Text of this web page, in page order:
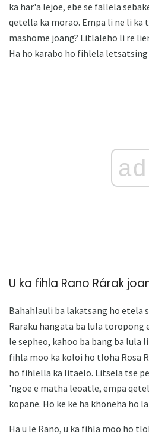
ka har'a lejoe, ebe se fallela
qetella ka morao. Empa li ne li ka
mashome joang? Litlaleho li re
Ha ho karabo ho fihlela letsatsing
ad
U ka fihla Rano Rárak
Bahahlauli ba lakatsang ho etela
Raraku hangata ba lula toropong
le sepheo, kahoo ba bang ba lula
fihla moo ka koloi ho tloha Rosa
ho fihlella ka litaelo. Litsela tse
'ngoe e matha leoatle, empa
kopane. Ho ke ke ha khoneha ho
Ha u le Rano, u ka fihla moo ho